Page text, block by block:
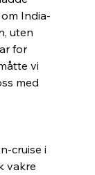
India-
uten
for
vi
med
cruise i
vakre